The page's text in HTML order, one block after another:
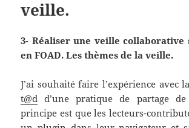
veille.
3- Réaliser une veille
en FOAD. Les thèmes de la veille.
J’ai souhaité faire l’expérience avec
t@d d’une pratique de partage
principe est que les lecteurs-